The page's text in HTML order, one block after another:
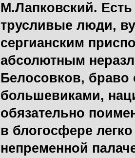
М.Лапковский.
трусливые люди,
сергианским
абсолютным
Белосовков, браво
большевиками,
обязательно
в блогосфере
непременной